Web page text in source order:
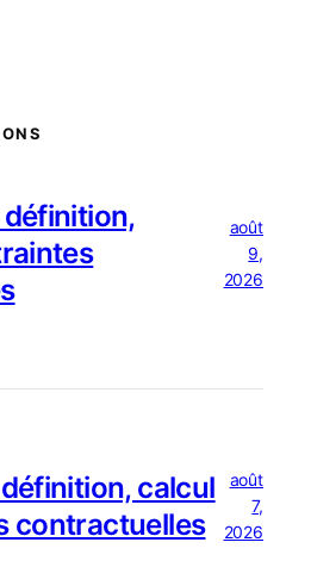
définition,
août
9,
2026
calcul
contractuelles
août
7,
2026